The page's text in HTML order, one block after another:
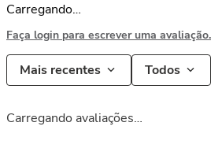
Carregando…
Faça login para escrever uma avaliação.
Mais recentes Todos
Carregando avaliações…